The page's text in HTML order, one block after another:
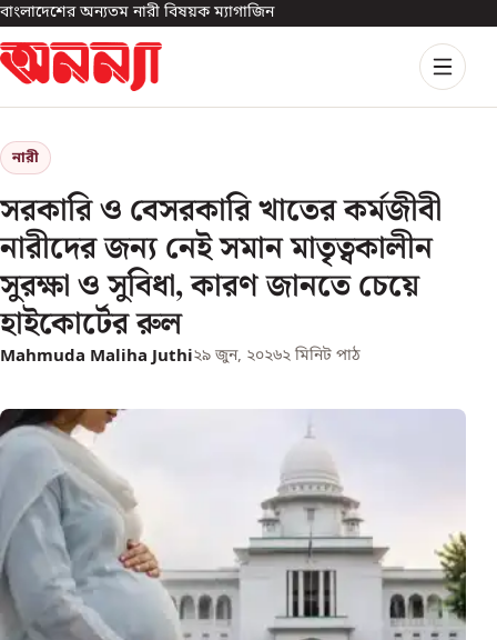
বাংলাদেশের অন্যতম নারী বিষয়ক ম্যাগাজিন
নারী
সরকারি ও বেসরকারি খাতের কর্মজীবী
নারীদের জন্য নেই সমান মাতৃত্বকালীন
সুরক্ষা ও সুবিধা, কারণ জানতে চেয়ে
হাইকোর্টের রুল
Mahmuda Maliha Juthi২৯ জুন, ২০২৬২ মিনিট পাঠ